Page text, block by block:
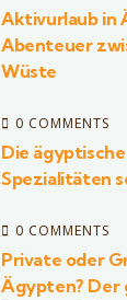
Aktivurlaub in
Abenteuer
Wüste
0 COMMENTS
Die
Spezialitäten
0 COMMENTS
Private oder
Ägypten? Der